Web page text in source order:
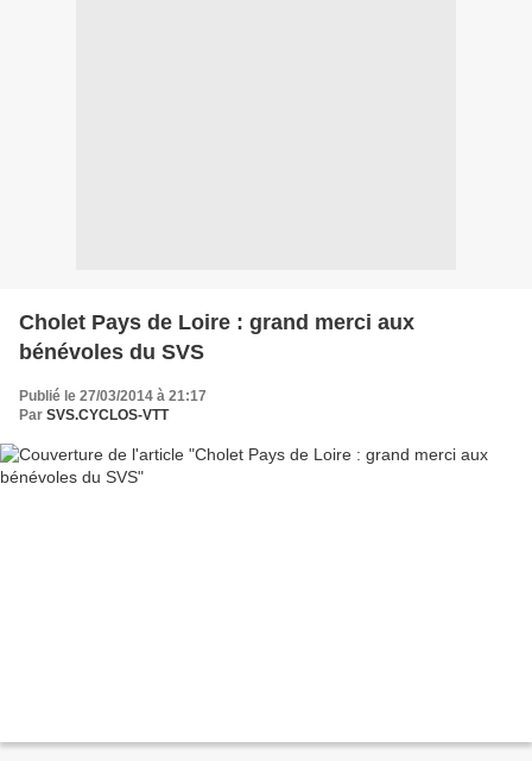
Cholet Pays de Loire : grand merci aux
bénévoles du SVS
Publié le 27/03/2014 à 21:17
Par SVS.CYCLOS-VTT